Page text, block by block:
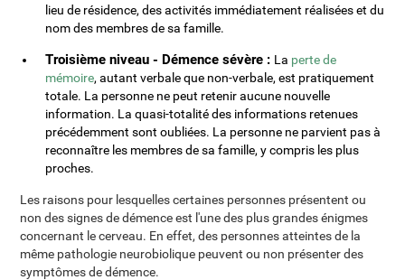
lieu de résidence, des activités immédiatement réalisées et du
nom des membres de sa famille.
Troisième niveau - Démence sévère : La perte de
mémoire, autant verbale que non-verbale, est pratiquement
totale. La personne ne peut retenir aucune nouvelle
information. La quasi-totalité des informations retenues
précédemment sont oubliées. La personne ne parvient pas à
reconnaître les membres de sa famille, y compris les plus
proches.
Les raisons pour lesquelles certaines personnes présentent ou
non des signes de démence est l'une des plus grandes énigmes
concernant le cerveau. En effet, des personnes atteintes de la
même pathologie neurobiolique peuvent ou non présenter des
symptômes de démence.